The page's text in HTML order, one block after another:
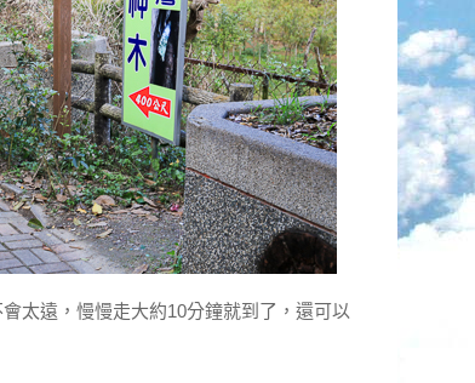
太遠，慢慢走大約10分鐘就到了，還可以